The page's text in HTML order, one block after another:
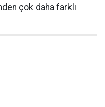
çok daha farklı